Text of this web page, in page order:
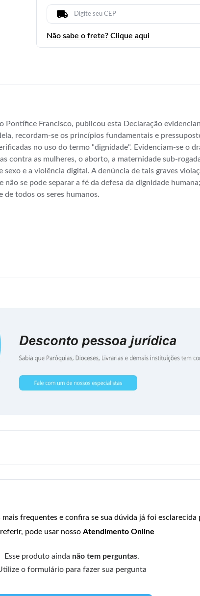
Não sabe o frete? Clique aqui
Pontífice Francisco, publicou esta Declaração
recordam-se os princípios fundamentais e
no uso do termo "dignidade". Evidenciam-se o
contra as mulheres, o aborto, a maternidade sub-
e a violência digital. A denúncia de tais graves
se pode separar a fé da defesa da dignidade
todos os seres humanos.
mais frequentes e confira se sua dúvida já foi
pode usar nosso Atendimento Online
Esse produto ainda não tem perguntas.
o formulário para fazer sua pergunta